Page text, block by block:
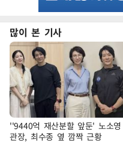
많이 본 기사
''9440억 재산분할 앞둔' 노소영
관장, 최수종 옆 깜짝 근황